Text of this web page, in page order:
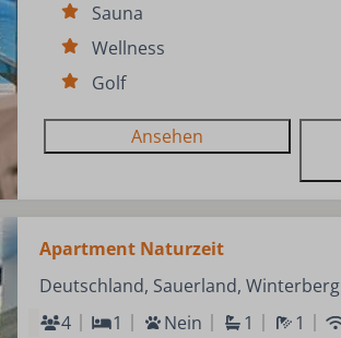
Sauna
Wellness
Golf
Ansehen
Apartment Naturzeit
Deutschland, Sauerland, Winterberg
4
1 Nein 1 1